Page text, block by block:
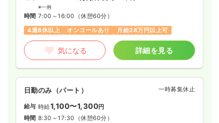
施設を運営しており連携を取っています。
※一例
時間 7:00～16:00 （休憩60分）
4週8休以上
オンコールあり 月給28万円以上可
気になる 詳細を見る
日勤のみ（パート） 一時募集休止
給与 時給1,100〜1,300円
時間 8:30～17:30 （休憩60分）